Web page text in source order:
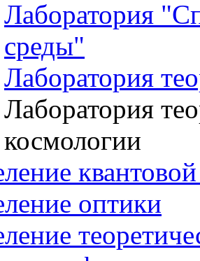
Лаборатория
среды"
Лаборатория
Лаборатория
космологии
оптики